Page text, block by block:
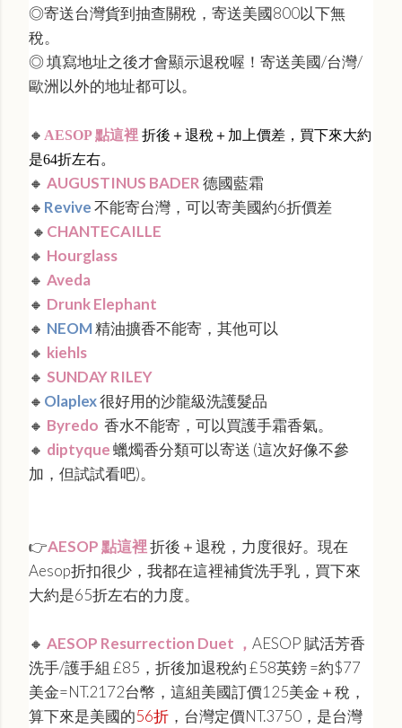
◎寄送台灣貨到抽查關稅，寄送美國800以下無
稅。
◎填寫地址之後才會顯示退稅喔！寄送美國/台灣/
歐洲以外的地址都可以。
🔸 AESOP 點這裡 折後＋退稅＋加上價差，買下來大約
是64折左右。
🔸 AUGUSTINUS BADER德國藍霜
🔸 Revive不能寄台灣，可以寄美國約6折價差
🔸 CHANTECAILLE
🔸 Hourglass
🔸 Aveda
🔸 Drunk Elephant
🔸 NEOM精油擴香不能寄，其他可以
🔸 kiehls
🔸 SUNDAY RILEY
🔸 Olaplex很好用的沙龍級洗護髮品
🔸 Byredo 香水不能寄，可以買護手霜香氣。
🔸 diptyque蠟燭香分類可以寄送 (這次好像不參
加，但試試看吧)。
👉AESOP 點這裡折後＋退稅，力度很好。現在
Aesop折扣很少，我都在這裡補貨洗手乳，買下來
大約是65折左右的力度。
🔸 AESOP Resurrection Duet ， AESOP 賦活芳香
洗手/護手組 £85，折後加退稅約 £58英鎊 =約$77
美金=NT.2172台幣，這組美國訂價125美金＋稅，
算下來是美國的56折 ，台灣定價NT.3750，是台灣